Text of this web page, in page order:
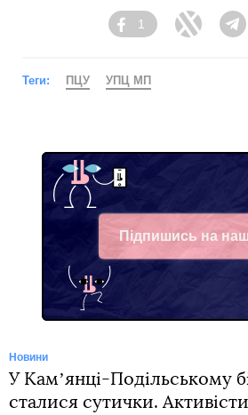
Facebook
1
Twitter
Теги: ПЦУ УПЦ МП
Підпишись на наш
Facebook
Новини
У Камʼянці-Подільському
сталися сутички.